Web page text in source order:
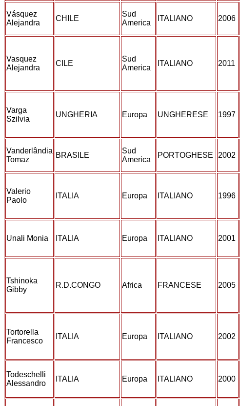
Vásquez
Alejandra
CHILE
Sud
America
ITALIANO 2006
Vasquez
Alejandra
CILE
Sud
America
ITALIANO 2011
Varga
Szilvia
UNGHERIA Europa UNGHERESE 1997
Vanderlândia
Tomaz
BRASILE
Sud
America
PORTOGHESE 2002
Valerio
Paolo
ITALIA Europa ITALIANO 1996
Unali Monia ITALIA Europa ITALIANO 2001
Tshinoka
Gibby
R.D.CONGO Africa FRANCESE 2005
Tortorella
Francesco
ITALIA Europa ITALIANO 2002
Todeschelli
Alessandro
ITALIA Europa ITALIANO 2000